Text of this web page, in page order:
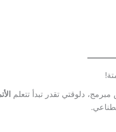
دلوقتي تقدر تبدأ تتعلم